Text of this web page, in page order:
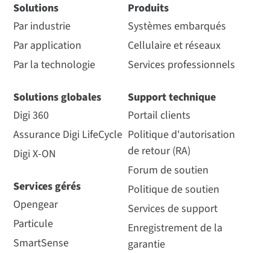
Solutions
Par industrie
Par application
Par la technologie
Solutions globales
Digi 360
Assurance Digi LifeCycle
Digi X-ON
Services gérés
Opengear
Particule
SmartSense
Produits
Systèmes embarqués
Cellulaire et réseaux
Services professionnels
Support technique
Portail clients
Politique d'autorisation
de retour (RA)
Forum de soutien
Politique de soutien
Services de support
Enregistrement de la
garantie